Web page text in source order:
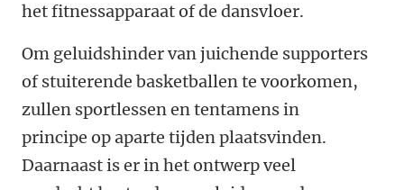
het fitnessapparaat of de dansvloer.
Om geluidshinder van juichende supporters
of stuiterende basketballen te voorkomen,
zullen sportlessen en tentamens in
principe op aparte tijden plaatsvinden.
Daarnaast is er in het ontwerp veel